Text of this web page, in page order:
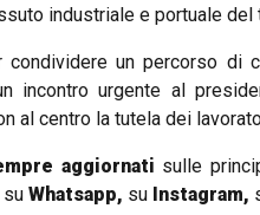
industriale e portuale del
condividere un percorso di
incontro urgente al
al centro la tutela dei
aggiornati sulle
su Whatsapp, su Instagram,